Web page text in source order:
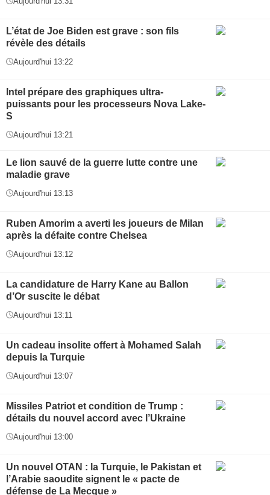
L’état de Joe Biden est grave : son fils
révèle des détails
Aujourd'hui 13:22
Intel prépare des graphiques ultra-
puissants pour les processeurs Nova Lake-
S
Aujourd'hui 13:21
Le lion sauvé de la guerre lutte contre une
maladie grave
Aujourd'hui 13:13
Ruben Amorim a averti les joueurs de Milan
après la défaite contre Chelsea
Aujourd'hui 13:12
La candidature de Harry Kane au Ballon
d’Or suscite le débat
Aujourd'hui 13:11
Un cadeau insolite offert à Mohamed Salah
depuis la Turquie
Aujourd'hui 13:07
Missiles Patriot et condition de Trump :
détails du nouvel accord avec l’Ukraine
Aujourd'hui 13:00
Un nouvel OTAN : la Turquie, le Pakistan et
l’Arabie saoudite signent le « pacte de
défense de La Mecque »